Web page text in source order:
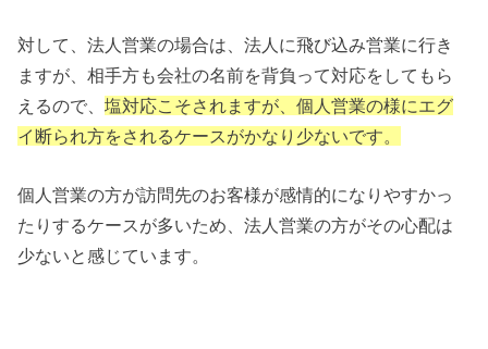
対して、法人営業の場合は、法人に飛び込み営業に行き
ますが、相手方も会社の名前を背負って対応をしてもら
えるので、塩対応こそされますが、個人営業の様にエグ
イ断られ方をされるケースがかなり少ないです。
個人営業の方が訪問先のお客様が感情的になりやすかっ
たりするケースが多いため、法人営業の方がその心配は
少ないと感じています。